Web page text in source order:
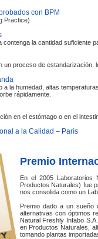
con BPM
Practice)
la cantidad suficiente
un proceso de
a la humedad, altas
rápidamente.
en el estómago o en el
a la Calidad – París
Premio
En el 2005 Laboratorios
Productos Naturales) fue
nos consolida como un
Premio dado a un sueño
alternativas con óptimos
Natural Freshly Infabo
en Productos Naturales,
tomando plantas